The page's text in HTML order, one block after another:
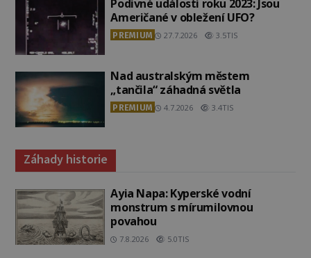
Podivné události roku 2023: Jsou
Američané v obležení UFO?
PREMIUM 27.7.2026 3.5TIS
Nad australským městem
„tančila“ záhadná světla
PREMIUM 4.7.2026 3.4TIS
Záhady historie
Ayia Napa: Kyperské vodní
monstrum s mírumilovnou
povahou
7.8.2026 5.0TIS